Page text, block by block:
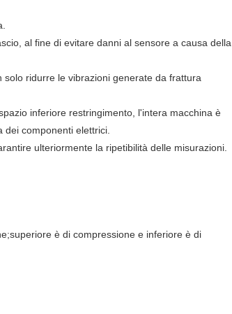
al fine di evitare danni al sensore a causa della
ridurre le vibrazioni generate da frattura
inferiore restringimento, l'intera macchina è
componenti elettrici.
ulteriormente la ripetibilità delle misurazioni.
è di compressione e inferiore è di